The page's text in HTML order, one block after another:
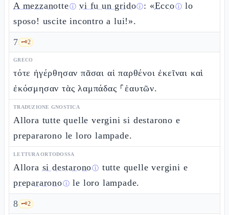
A mezzanotteⓘ vi fu un gridoⓘ: «Eccoⓘ lo
sposo! uscite incontro a lui!».
7 🗝️2
GRECO
τότε ἠγέρθησαν πᾶσαι αἱ παρθένοι ἐκεῖναι καὶ
ἐκόσμησαν τὰς λαμπάδας ⸀ἑαυτῶν.
TRADUZIONE GNOSTICA
Allora tutte quelle vergini si destarono e
prepararono le loro lampade.
LETTURA ORTODOSSA
Allora si destaronoⓘ tutte quelle vergini e
prepararonoⓘ le loro lampade.
8 🗝️2